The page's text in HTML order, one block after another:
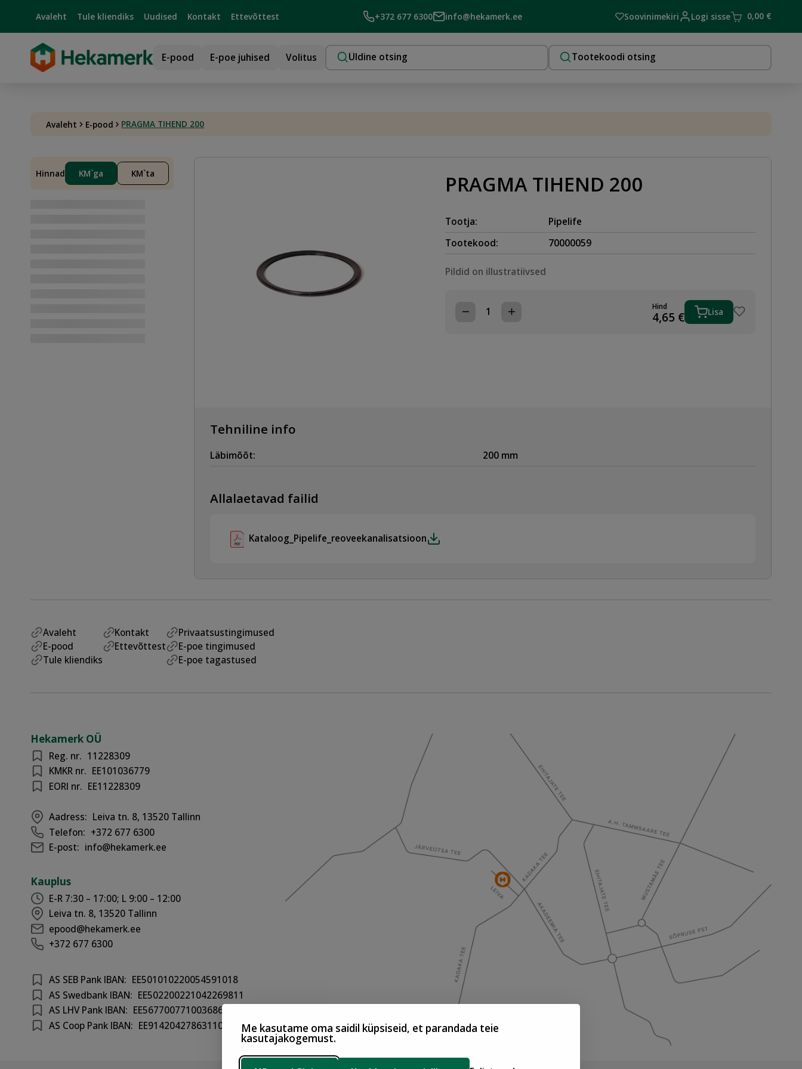
Me kasutame oma saidil küpsiseid, et parandada teie
kasutajakogemust.
Avaleht Tule kliendiks Uudised Kontakt Ettevõttest +372 677 6300 info@hekamerk.ee Soovinimekiri Logi sisse 0,00 €
E-pood E-poe juhised Volitus
Avaleht E-pood PRAGMA TIHEND 200
Hinnad KM`ga KM`ta PRAGMA TIHEND 200
Tootja:
Pipelife
Tootekood:
70000059
Pildid on illustratiivsed
PRAGMA
Hind
4,65 € Lisa
Tehniline info
Läbimõõt: 200 mm
Allalaetavad failid
Kataloog_Pipelife_reoveekanalisatsioon
Avaleht
E-pood
Tule kliendiks
Kontakt
Ettevõttest
Privaatsustingimused
E-poe tingimused
E-poe tagastused
Hekamerk OÜ
Reg. nr. 11228309
KMKR nr. EE101036779
EORI nr. EE11228309
Aadress: Leiva tn. 8, 13520 Tallinn
Telefon: +372 677 6300
E-post: info@hekamerk.ee
Kauplus
E-R 7:30 – 17:00; L 9:00 – 12:00
Leiva tn. 8, 13520 Tallinn
epood@hekamerk.ee
+372 677 6300
AS SEB Pank IBAN: EE501010220054591018
AS Swedbank IBAN: EE502200221042269811
AS LHV Pank IBAN: EE567700771003686417
AS Coop Pank IBAN: EE914204278631100301